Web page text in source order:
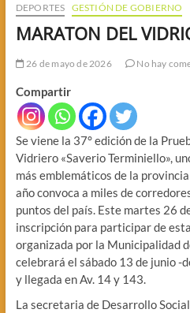
DEPORTES GESTIÓN DE GOBIERNO
MARATON DEL
26 de mayo de 2026 No hay
Compartir
Se viene la 37° edición de la
Vidriero «Saverio Terminiello»,
más emblemáticos de la
año convoca a miles de
puntos del país. Este martes 26
inscripción para participar de
organizada por la Municipalidad
celebrará el sábado 13 de junio -
y llegada en Av. 14 y 143.
La secretaria de Desarrollo